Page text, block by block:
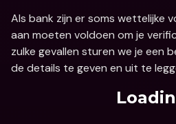
Als bank zijn er soms wettelijke
aan moeten voldoen om je
zulke gevallen sturen we je een
de details te geven en uit te